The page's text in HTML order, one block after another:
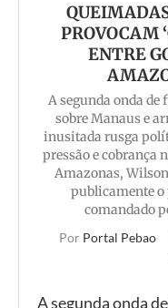
PROVOCAM
ENTRE
A segunda onda de
sobre Manaus e
inusitada rusga
pressão e cobrança
Amazonas,
publicamente o
comandado
Por Portal Pebao
A segunda onda